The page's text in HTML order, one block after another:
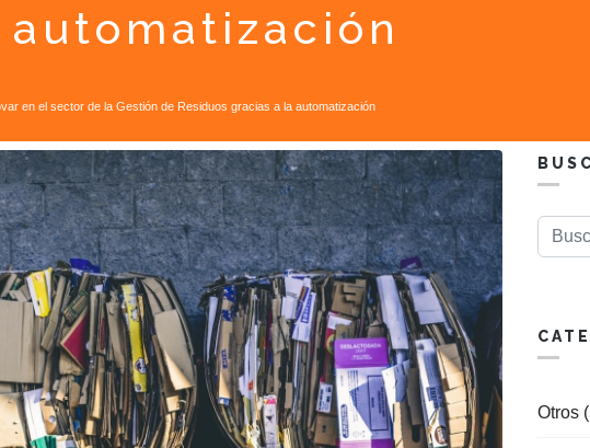
automatización
en el sector de la Gestión de Residuos gracias a la automatización
Buscar
Otros